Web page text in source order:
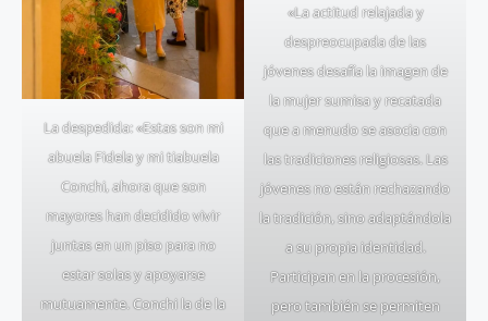
La despedida: «Estas son mi
abuela Fidela y mi tiabuela
Conchi, ahora que son
mayores han decidido vivir
juntas en un piso para no
estar solas y apoyarse
mutuamente. Conchi la de la
«La actitud relajada y
despreocupada de las
jóvenes desafía la imagen de
la mujer sumisa y recatada
que a menudo se asocia con
las tradiciones religiosas. Las
jóvenes no están rechazando
la tradición, sino adaptándola
a su propia identidad.
Participan en la procesión,
pero también se permiten